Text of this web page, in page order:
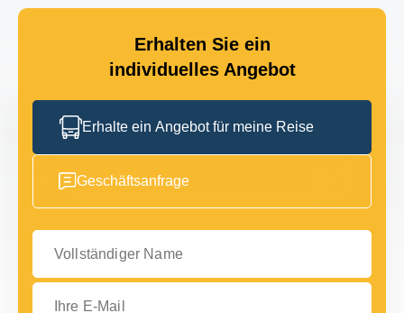
Erhalten Sie ein
individuelles Angebot
Erhalte ein Angebot für meine Reise
Geschäftsanfrage
Vollständiger Name
Ihre E-Mail